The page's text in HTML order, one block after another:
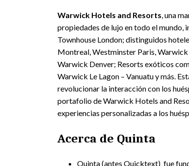
Warwick Hotels and Resorts, una
propiedades de lujo en todo el mundo,
Townhouse London; distinguidos
Montreal, Westminster Paris,
Warwick Denver; Resorts exóticos
Warwick Le Lagon – Vanuatu y más.
revolucionar la interacción con los
portafolio de Warwick Hotels and
experiencias personalizadas a los
Acerca de Quinta
Quinta (antes Quicktext) fue